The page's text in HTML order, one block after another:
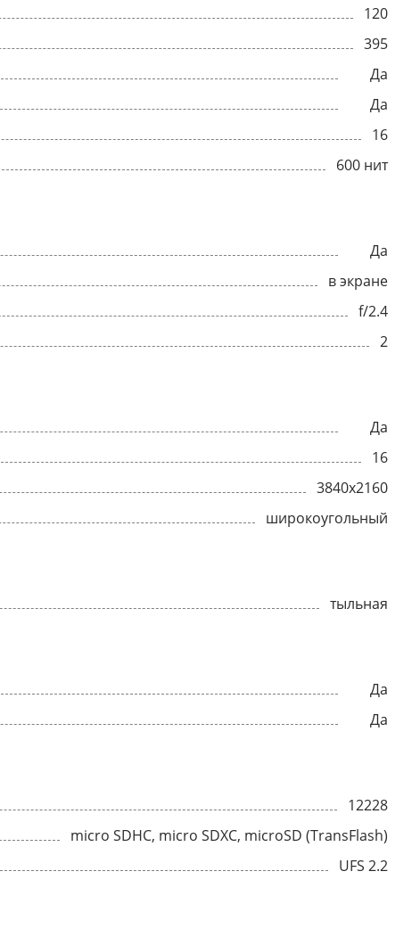
120
395
Да
Да
16
600 нит
Да
в экране
f/2.4
2
Да
16
3840x2160
широкоугольный
тыльная
Да
Да
12228
micro SDHC, micro SDXC, microSD (TransFlash)
UFS 2.2